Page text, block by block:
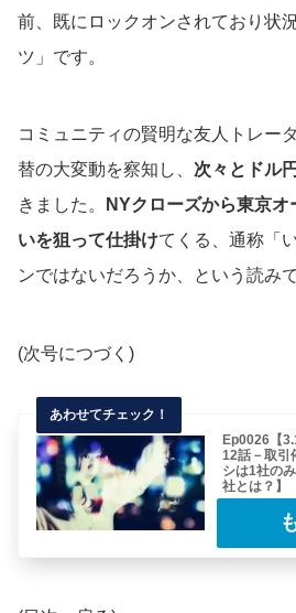
前、既にロックオンされており状
ツ」です。
コミュニティの賢明な友人トレー
替の大変動を察知し、 次々とドル
きました。
NYクローズから東京
いを狙って仕掛けてくる、通称「
ンではないだろうか、という読みで
(次号につづく)
Ep0026【
12話－取引
シは1社の
社とは？】
朝にドル円相